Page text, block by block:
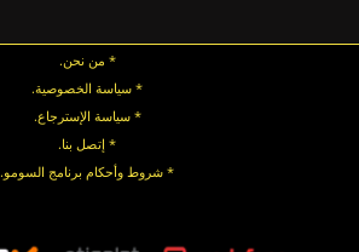
* من نحن.
* سياسة الخصوصية.
*سياسة الإسترجاع.
* إتصل بنا.
* شروط وأحكام برنامج السومو.